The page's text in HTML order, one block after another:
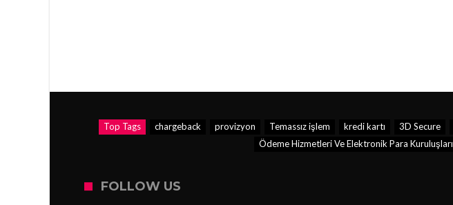
Top Tags chargeback provizyon Temassız işlem kredi kartı 3D Secure
Ödeme Hizmetleri Ve Elektronik Para Kuruluşları
FOLLOW US